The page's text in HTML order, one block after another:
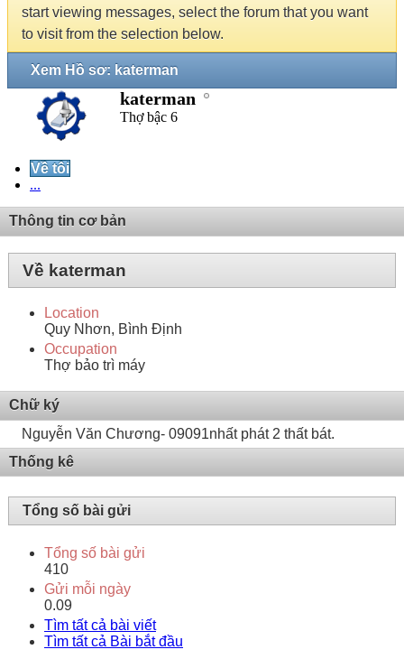
start viewing messages, select the forum that you want
to visit from the selection below.
Xem Hồ sơ: katerman
katerman
Thợ bậc 6
Về tôi
...
Thông tin cơ bản
Về katerman
Location
Quy Nhơn, Bình Định
Occupation
Thợ bảo trì máy
Chữ ký
Nguyễn Văn Chương- 09091nhất phát 2 thất bát.
Thống kê
Tổng số bài gửi
Tổng số bài gửi
410
Gửi mỗi ngày
0.09
Tìm tất cả bài viết
Tìm tất cả Bài bắt đầu